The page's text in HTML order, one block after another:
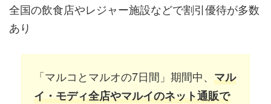
全国の飲食店やレジャー施設などで割引優待が多数
あり
「マルコとマルオの7日間」期間中、 マル
イ・モディ全店やマルイのネット通販で